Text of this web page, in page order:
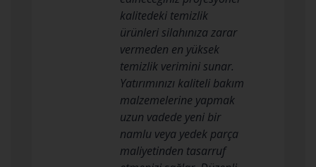
kalitedeki temizlik
ürünleri silahınıza zarar
vermeden en yüksek
temizlik verimini sunar.
Yatırımınızı kaliteli bakım
malzemelerine yapmak
uzun vadede yeni bir
namlu veya yedek parça
maliyetinden tasarruf